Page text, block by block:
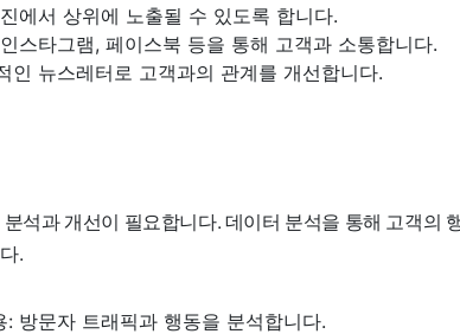
에서 상위에 노출될 수 있도록 합니다.
스타그램, 페이스북 등을 통해 고객과 소통합니다.
인 뉴스레터로 고객과의 관계를 개선합니다.
석과 개선이 필요합니다. 데이터 분석을 통해 고객의
.
: 방문자 트래픽과 행동을 분석합니다.